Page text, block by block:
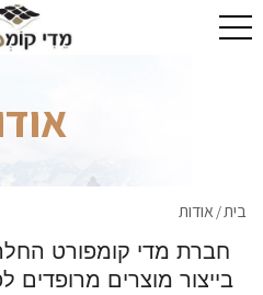
בית/ אודות
חברת מדי קומפורט